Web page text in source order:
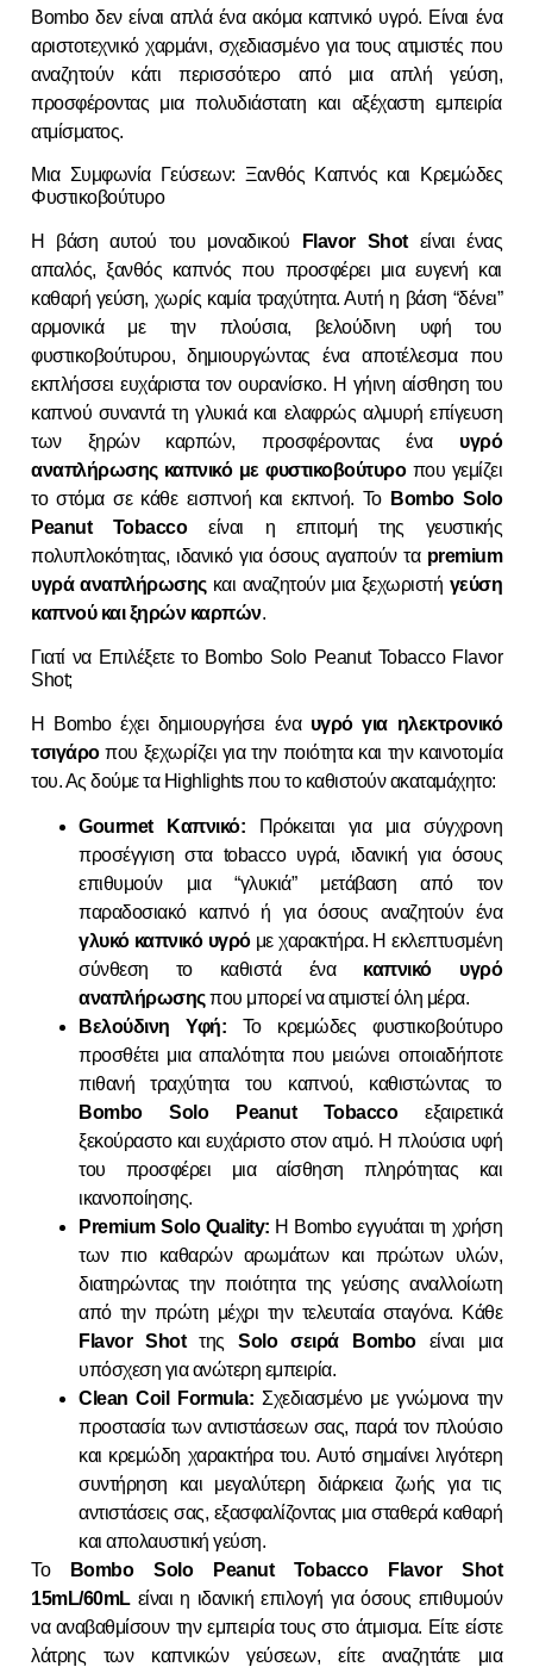
Bombo δεν είναι απλά ένα ακόμα καπνικό υγρό. Είναι ένα
αριστοτεχνικό χαρμάνι, σχεδιασμένο για τους ατμιστές που
αναζητούν κάτι περισσότερο από μια απλή γεύση,
προσφέροντας μια πολυδιάστατη και αξέχαστη εμπειρία
ατμίσματος.
Μια Συμφωνία Γεύσεων: Ξανθός Καπνός και Κρεμώδες
Φυστικοβούτυρο
Η βάση αυτού του μοναδικού Flavor Shotείναι ένας
απαλός, ξανθός καπνός που προσφέρει μια ευγενή και
καθαρή γεύση, χωρίς καμία τραχύτητα. Αυτή η βάση “δένει”
αρμονικά με την πλούσια, βελούδινη υφή του
φυστικοβούτυρου, δημιουργώντας ένα αποτέλεσμα που
εκπλήσσει ευχάριστα τον ουρανίσκο. Η γήινη αίσθηση του
καπνού συναντά τη γλυκιά και ελαφρώς αλμυρή επίγευση
των ξηρών καρπών, προσφέροντας ένα υγρό
αναπλήρωσης καπνικό με φυστικοβούτυροπου γεμίζει
το στόμα σε κάθε εισπνοή και εκπνοή. Το Bombo Solo
Peanut Tobaccoείναι η επιτομή της γευστικής
πολυπλοκότητας, ιδανικό για όσους αγαπούν τα premium
υγρά αναπλήρωσηςκαι αναζητούν μια ξεχωριστή γεύση
καπνού και ξηρών καρπών.
Γιατί να Επιλέξετε το Bombo Solo Peanut Tobacco Flavor
Shot;
Η Bombo έχει δημιουργήσει ένα υγρό για ηλεκτρονικό
τσιγάροπου ξεχωρίζει για την ποιότητα και την καινοτομία
του. Ας δούμε τα Highlights που το καθιστούν ακαταμάχητο:
Gourmet Καπνικό: Πρόκειται για μια σύγχρονη
προσέγγιση στα tobacco υγρά, ιδανική για όσους
επιθυμούν μια “γλυκιά” μετάβαση από τον
παραδοσιακό καπνό ή για όσους αναζητούν ένα
γλυκό καπνικό υγρόμε χαρακτήρα. Η εκλεπτυσμένη
σύνθεση το καθιστά ένα καπνικό υγρό
αναπλήρωσηςπου μπορεί να ατμιστεί όλη μέρα.
Βελούδινη Υφή: Το κρεμώδες φυστικοβούτυρο
προσθέτει μια απαλότητα που μειώνει οποιαδήποτε
πιθανή τραχύτητα του καπνού, καθιστώντας το
Bombo Solo Peanut Tobaccoεξαιρετικά
ξεκούραστο και ευχάριστο στον ατμό. Η πλούσια υφή
του προσφέρει μια αίσθηση πληρότητας και
ικανοποίησης.
Premium Solo Quality: Η Bombo εγγυάται τη χρήση
των πιο καθαρών αρωμάτων και πρώτων υλών,
διατηρώντας την ποιότητα της γεύσης αναλλοίωτη
από την πρώτη μέχρι την τελευταία σταγόνα. Κάθε
Flavor ShotτηςSolo σειρά Bomboείναι μια
υπόσχεση για ανώτερη εμπειρία.
Clean Coil Formula: Σχεδιασμένο με γνώμονα την
προστασία των αντιστάσεων σας, παρά τον πλούσιο
και κρεμώδη χαρακτήρα του. Αυτό σημαίνει λιγότερη
συντήρηση και μεγαλύτερη διάρκεια ζωής για τις
αντιστάσεις σας, εξασφαλίζοντας μια σταθερά καθαρή
και απολαυστική γεύση.
Το
Bombo Solo Peanut Tobacco Flavor Shot
15mL/60mLείναι η ιδανική επιλογή για όσους επιθυμούν
να αναβαθμίσουν την εμπειρία τους στο άτμισμα. Είτε είστε
λάτρης των καπνικών γεύσεων, είτε αναζητάτε μια